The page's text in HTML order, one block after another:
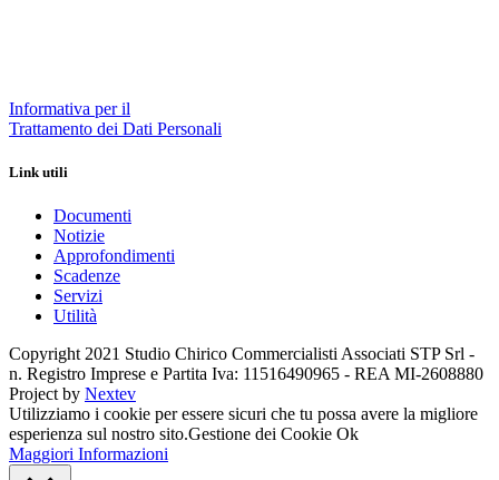
Informativa per il
Trattamento dei Dati Personali
Link utili
Documenti
Notizie
Approfondimenti
Scadenze
Servizi
Utilità
Copyright 2021 Studio Chirico Commercialisti Associati STP Srl -
n. Registro Imprese e Partita Iva: 11516490965 - REA MI-2608880
Project by Nextev
Utilizziamo i cookie per essere sicuri che tu possa avere la migliore
esperienza sul nostro sito.Gestione dei Cookie Ok
Maggiori Informazioni